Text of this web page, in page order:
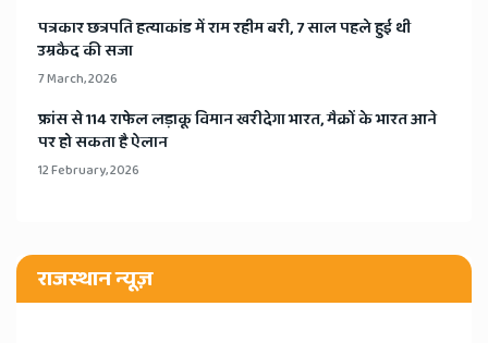
​पत्रकार छत्रपति हत्याकांड में राम रहीम बरी, 7 साल पहले हुई थी
उम्रकैद की सजा
7 March, 2026
​फ्रांस से 114 राफेल लड़ाकू विमान खरीदेगा भारत, मैक्रों के भारत आने
पर हो सकता है ऐलान
12 February, 2026
राजस्थान न्यूज़